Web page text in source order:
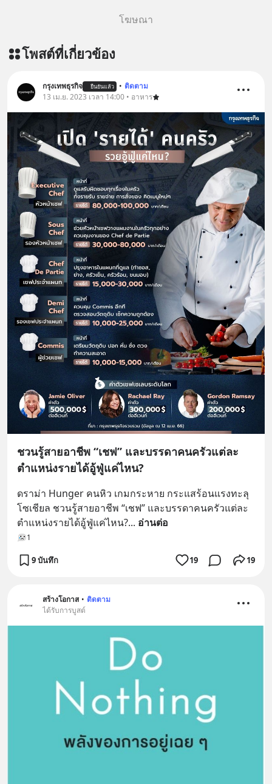
โฆษณา
โพสต์ที่เกี่ยวข้อง
กรุงเทพธุรกิจ ยืนยันแล้ว • ติดตาม
13 เม.ย. 2023 เวลา 14:00 • อาหาร
ชวนรู้สายอาชีพ “เชฟ” และบรรดาคนครัวแต่ละ
ตำแหน่งรายได้อู้ฟู่แค่ไหน?
ดราม่า Hunger คนหิว เกมกระหาย กระแสร้อนแรงทะลุ
โซเชียล ชวนรู้สายอาชีพ “เชฟ” และบรรดาคนครัวแต่ละ
ตำแหน่งรายได้อู้ฟู่แค่ไหน?... อ่านต่อ
1
9 บันทึก 19 19
สร้างโอกาส • ติดตาม
ได้รับการบูสต์